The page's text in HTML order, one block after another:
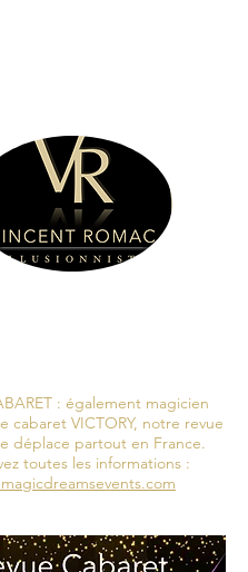
: également magicien
cabaret VICTORY, notre revue
déplace partout en France.
toutes les informations :